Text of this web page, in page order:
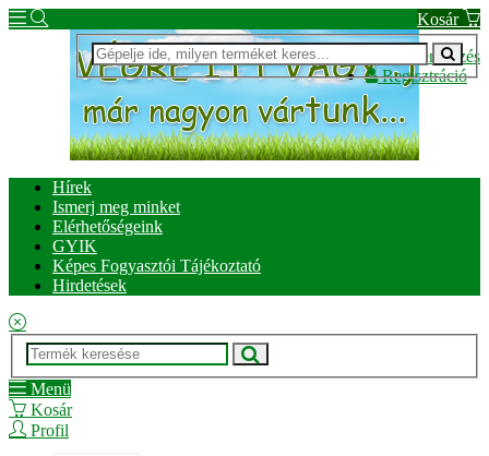
Kosár
Bejelentkezés
Regisztráció
Hírek
Ismerj meg minket
Elérhetőségeink
GYIK
Képes Fogyasztói Tájékoztató
Hirdetések
Menü
Kosár
Profil